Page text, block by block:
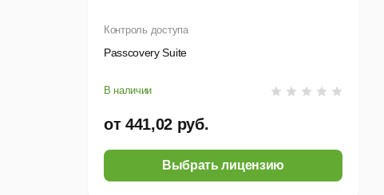
Контроль доступа
Passcovery Suite
В наличии
от 441,02 руб.
Выбрать лицензию